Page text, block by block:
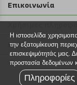
Επικοινωνία
211 2000 700
Η εταιρία
Σημεία
Ευκαιρίες καριέρας
Όροι χρήσης
Βοήθεια
Εξέλιξη
Τρόποι
Η ιστοσελίδα
την εξατομίκευση
επισκεψιμότητάς μας.
προστασία δεδομένων
Πληροφορίες